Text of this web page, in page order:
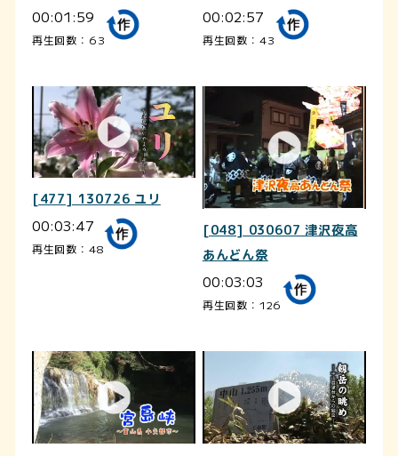
00:01:59
再生回数：63
00:02:57
再生回数：43
[477] 130726 ユリ
00:03:47
再生回数：48
[048] 030607 津沢夜高
あんどん祭
00:03:03
再生回数：126